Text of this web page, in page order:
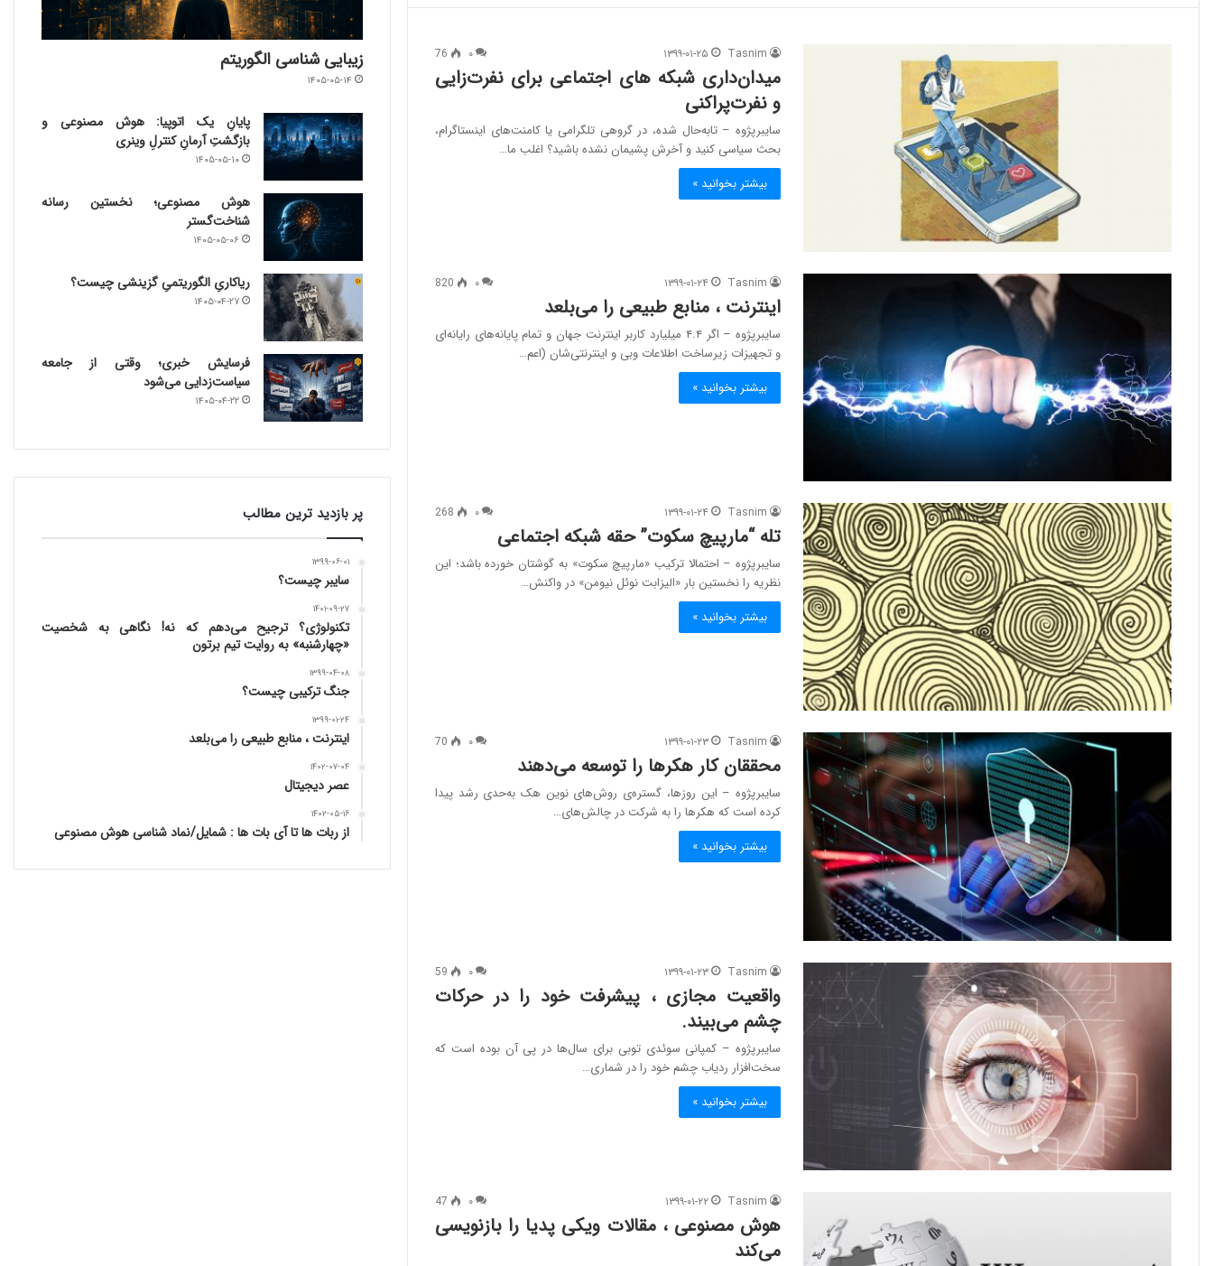
Tasnim ۱۳۹۹-۰۱-۲۵ ۰ 76
میدان‌داری شبکه های اجتماعی برای نفرت‌زایی
و نفرت‌پراکنی
سایبرپژوه – تابه‌حال شده، در گروهی تلگرامی یا کامنت‌های اینستاگرام،
بحث سیاسی کنید و آخرش پشیمان نشده باشید؟ اغلب ما…
بیشتر بخوانید »
Tasnim ۱۳۹۹-۰۱-۲۴ ۰ 820
اینترنت ، منابع طبیعی را می‌بلعد
سایبرپژوه – اگر ۴.۴ میلیارد کاربر اینترنت جهان و تمام پایانه‌های رایانه‌ای
و تجهیزات زیرساخت اطلاعات وبی و اینترنتی‌شان (اعم…
بیشتر بخوانید »
Tasnim ۱۳۹۹-۰۱-۲۴ ۰ 268
تله “مارپیچ سکوت” حقه شبکه اجتماعی
سایبرپژوه – احتمالا ترکیب «مارپیچ سکوت» به گوشتان خورده باشد؛ این
نظریه را نخستین بار «الیزابت نوئل نیومن» در واکنش…
بیشتر بخوانید »
Tasnim ۱۳۹۹-۰۱-۲۳ ۰ 70
محققان کار هکرها را توسعه می‌دهند
سایبرپژوه – این روزها، گستره‌ی روش‌های نوین هک به‌حدی رشد پیدا
کرده است که هکرها را به شرکت در چالش‌های…
بیشتر بخوانید »
Tasnim ۱۳۹۹-۰۱-۲۳ ۰ 59
واقعیت مجازی ، پیشرفت خود را در حرکات
چشم می‌بیند.
سایبرپژوه – کمپانی سوئدی توبی برای سال‌ها در پی آن بوده است که
سخت‌افزار ردیاب چشم خود را در شماری…
بیشتر بخوانید »
Tasnim ۱۳۹۹-۰۱-۲۲ ۰ 47
هوش مصنوعی ، مقالات ویکی پدیا را بازنویسی
می‌کند
زیبایی شناسی الگوریتم
۱۴۰۵-۰۵-۱۴
پایانِ یک اتوپیا: هوش مصنوعی و
بازگشتِ آرمانِ کنترلِ وینری
۱۴۰۵-۰۵-۱۰
هوش مصنوعی؛ نخستین رسانه
شناخت‌گستر
۱۴۰۵-۰۵-۰۶
ریاکاریِ الگوریتمیِ گزینشی چیست؟
۱۴۰۵-۰۴-۲۷
فرسایش خبری؛ وقتی از جامعه
سیاست‌زدایی می‌شود
۱۴۰۵-۰۴-۲۲
پر بازدید ترین مطالب
۱۳۹۹-۰۶-۰۱
سایبر چیست؟
۱۴۰۱-۰۹-۲۷
تکنولوژی؟ ترجیح می‌دهم که نه! نگاهی به شخصیت
«چهارشنبه» به روایت تیم برتون
۱۳۹۹-۰۴-۰۸
جنگ ترکیبی چیست؟
۱۳۹۹-۰۱-۲۴
اینترنت ، منابع طبیعی را می‌بلعد
۱۴۰۲-۰۷-۰۴
عصر دیجیتال
۱۴۰۲-۰۵-۱۶
از ربات ها تا آی بات ها : شمایل/نماد شناسی هوش مصنوعی